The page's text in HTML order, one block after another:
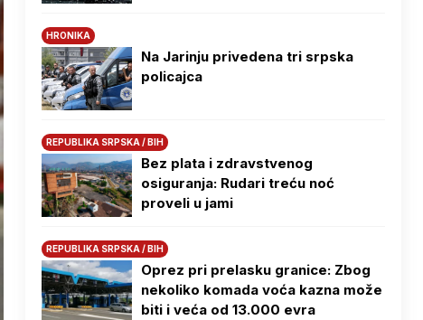
HRONIKA
Na Јarinju privedena tri srpska
policajca
REPUBLIKA SRPSKA / BIH
Bez plata i zdravstvenog
osiguranja: Rudari treću noć
proveli u jami
REPUBLIKA SRPSKA / BIH
Oprez pri prelasku granice: Zbog
nekoliko komada voća kazna može
biti i veća od 13.000 evra